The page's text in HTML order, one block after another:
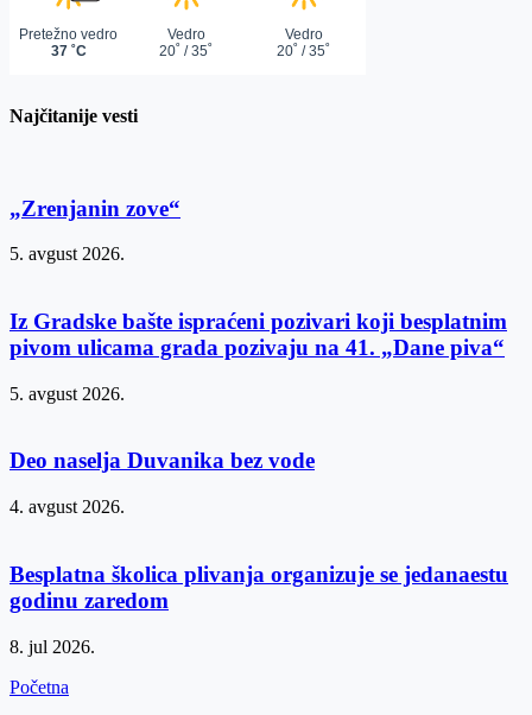
Najčitanije vesti
„Zrenjanin zove“
5. avgust 2026.
Iz Gradske bašte ispraćeni pozivari koji besplatnim
pivom ulicama grada pozivaju na 41. „Dane piva“
5. avgust 2026.
Deo naselja Duvanika bez vode
4. avgust 2026.
Besplatna školica plivanja organizuje se jedanaestu
godinu zaredom
8. jul 2026.
Početna